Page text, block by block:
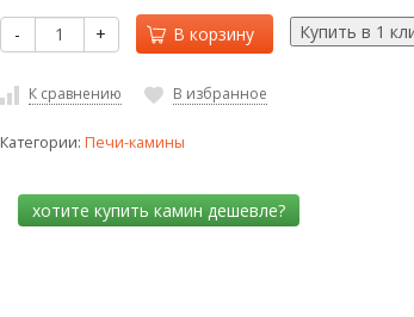
- + В корзину
К сравнению В избранное
Категории: Печи-камины